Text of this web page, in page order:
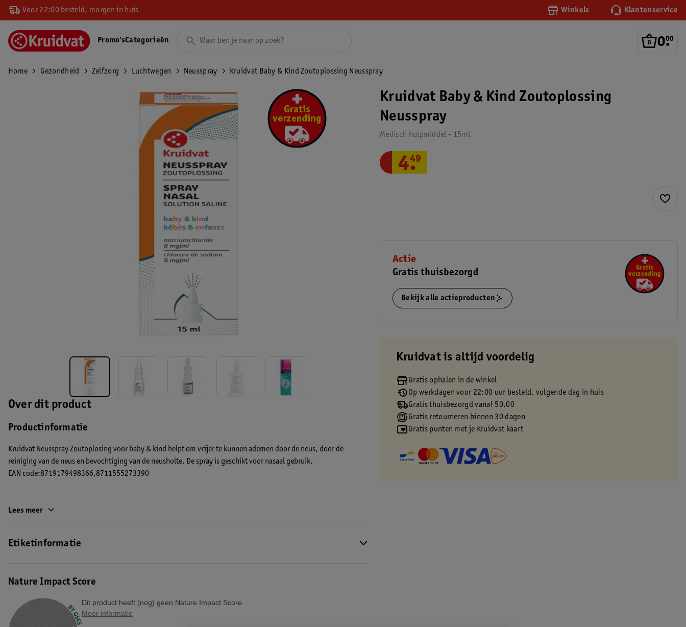
Voor 22:00 besteld, morgen in huis Winkels Klantenservice
0.
00
Promo'sCategorieën
Home Gezondheid Zelfzorg Luchtwegen Neusspray Kruidvat Baby & Kind Zoutoplossing Neusspray
Over dit product
Productinformatie
Kruidvat Neusspray Zoutoplosing voor baby & kind helpt om vrijer te kunnen ademen door de neus, door de
reiniging van de neus en bevochtiging van de neusholte. De spray is geschikt voor nasaal gebruik.
EAN code:8719179498366,8711555273390
Lees meer
Etiketinformatie
Nature Impact Score
Dit product heeft (nog) geen Nature Impact Score.
Meer informatie
Kruidvat Baby & Kind Zoutoplossing
Neusspray
Medisch hulpmiddel - 15ml
4.
49
Actie
Gratis thuisbezorgd
Bekijk alle actieproducten
Kruidvat is altijd voordelig
Gratis ophalen in de winkel
Op werkdagen voor 22:00 uur besteld, volgende dag in huis
Gratis thuisbezorgd vanaf 50.00
Gratis retourneren binnen 30 dagen
Gratis punten met je Kruidvat kaart